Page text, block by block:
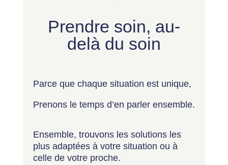
Prendre soin, au-
delà du soin
Parce que chaque situation est unique,
Prenons le temps d’en parler ensemble.
Ensemble, trouvons les solutions les
plus adaptées à votre situation ou à
celle de votre proche.